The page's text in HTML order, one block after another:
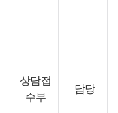
상담접
수부
담당